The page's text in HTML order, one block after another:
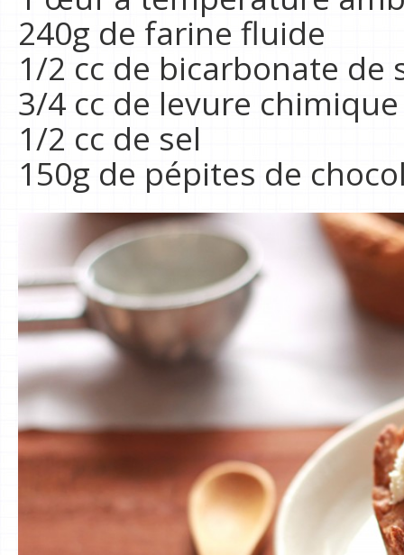
240g de farine fluide
1/2 cc de bicarbonate de
3/4 cc de levure chimique
1/2 cc de sel
150g de pépites de